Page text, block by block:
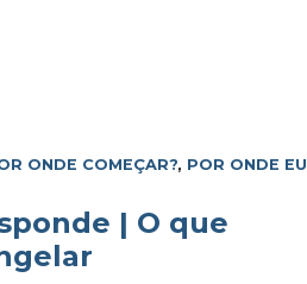
ONDE COMEÇAR?, POR ONDE EU
| O que